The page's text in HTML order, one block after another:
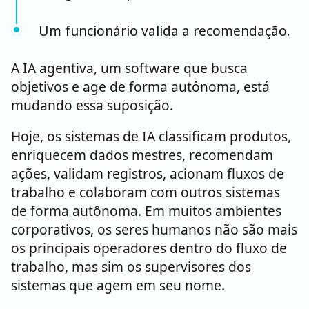
Um funcionário valida a recomendação.
A IA agentiva, um software que busca
objetivos e age de forma autônoma, está
mudando essa suposição.
Hoje, os sistemas de IA classificam produtos,
enriquecem dados mestres, recomendam
ações, validam registros, acionam fluxos de
trabalho e colaboram com outros sistemas
de forma autônoma. Em muitos ambientes
corporativos, os seres humanos não são mais
os principais operadores dentro do fluxo de
trabalho, mas sim os supervisores dos
sistemas que agem em seu nome.